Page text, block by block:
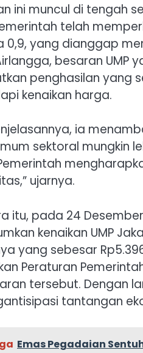
ini muncul di tengah
telah
0,9, yang dianggap
besaran UMP
penghasilan yang
kenaikan harga.
ia
sektoral mungkin
ujarnya.
itu, pada 24
kenaikan UMP
yang sebesar
Peraturan
tersebut. Dengan
tantangan
Emas Pegadaian